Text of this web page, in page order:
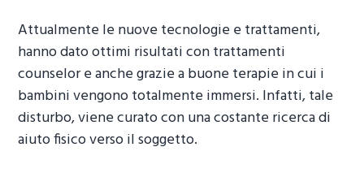
Attualmente le nuove tecnologie e trattamenti,
hanno dato ottimi risultati con trattamenti
counselor e anche grazie a buone terapie in cui i
bambini vengono totalmente immersi. Infatti, tale
disturbo, viene curato con una costante ricerca di
aiuto fisico verso il soggetto.